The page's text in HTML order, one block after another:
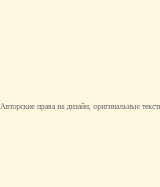
Авторские права на дизайн, оригинальные